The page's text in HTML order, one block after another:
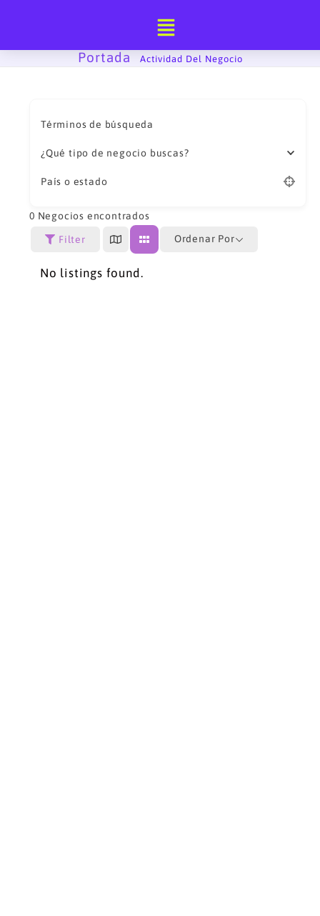
Portada
Actividad Del Negocio
Términos de búsqueda
¿Qué tipo de negocio buscas?
País o estado
0 Negocios encontrados
Filter Ordenar Por
No listings found.